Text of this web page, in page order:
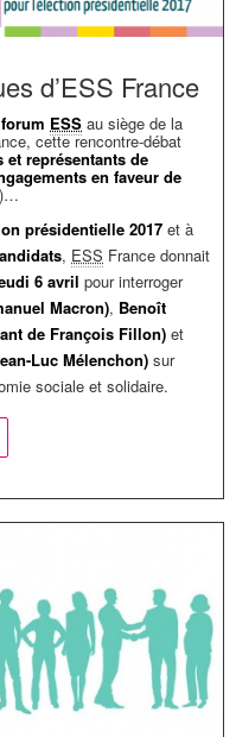
d’ESS France
ESS au siège de la
cette rencontre-débat
représentants de
en faveur de
)…
présidentielle 2017 et à
, ESS France donnait
6 avril pour interroger
Macron), Benoît
de François Fillon) et
Luc Mélenchon) sur
sociale et solidaire.